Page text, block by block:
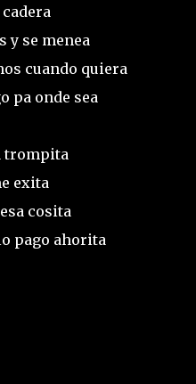
y se menea
cuando quiera
pa onde sea
trompita
exita
cosita
pago ahorita